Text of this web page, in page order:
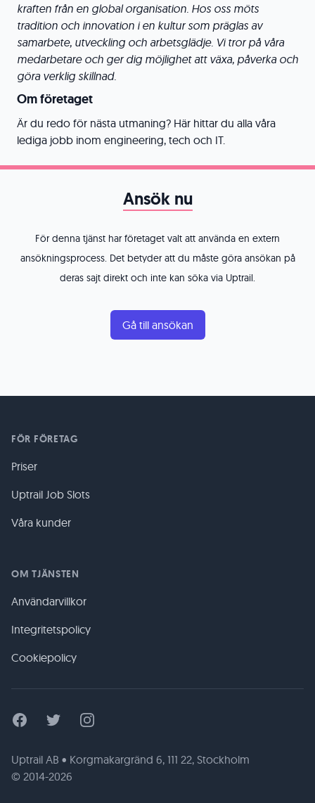
kraften från en global organisation. Hos oss möts
tradition och innovation i en kultur som präglas av
samarbete, utveckling och arbetsglädje. Vi tror på våra
medarbetare och ger dig möjlighet att växa, påverka och
göra verklig skillnad.
Om företaget
Är du redo för nästa utmaning? Här hittar du alla våra
lediga jobb inom engineering, tech och IT.
Ansök nu
För denna tjänst har företaget valt att använda en extern
ansökningsprocess. Det betyder att du måste göra ansökan på
deras sajt direkt och inte kan söka via Uptrail.
Gå till ansökan
FÖR FÖRETAG
Priser
Uptrail Job Slots
Våra kunder
OM TJÄNSTEN
Användarvillkor
Integritetspolicy
Cookiepolicy
FacebookTwitter Instagram
Uptrail AB • Korgmakargränd 6, 111 22, Stockholm
© 2014-2026